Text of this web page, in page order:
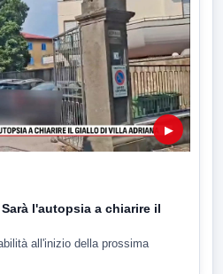
▶
l'autopsia a chiarire il
all'inizio della prossima